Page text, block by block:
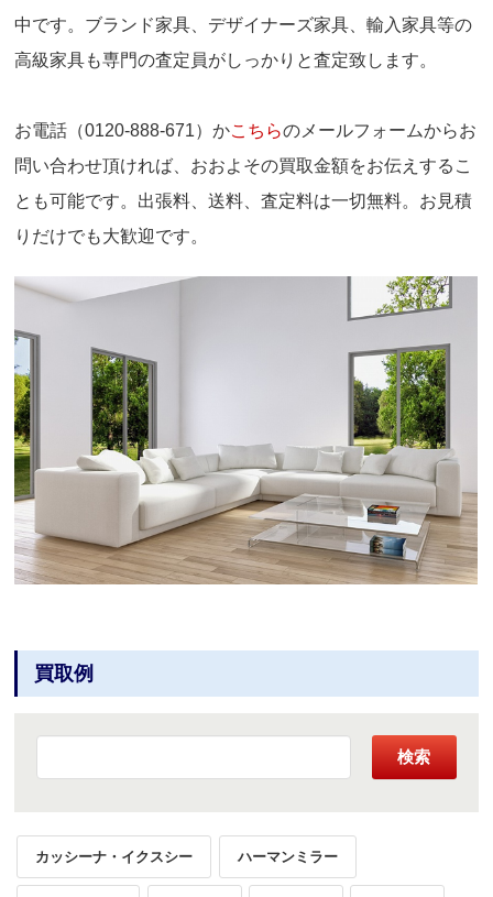
中です。ブランド家具、デザイナーズ家具、輸入家具等の
高級家具も専門の査定員がしっかりと査定致します。
お電話（0120-888-671）かこちらのメールフォームからお
問い合わせ頂ければ、おおよその買取金額をお伝えするこ
とも可能です。出張料、送料、査定料は一切無料。お見積
りだけでも大歓迎です。
買取例
検索
カッシーナ・イクスシー ハーマンミラー